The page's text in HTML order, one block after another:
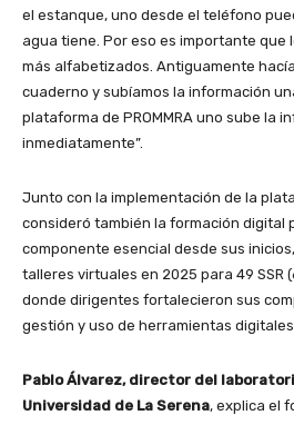
el estanque, uno desde el teléfono
agua tiene. Por eso es importante que
más alfabetizados. Antiguamente
cuaderno y subíamos la información
plataforma de PROMMRA uno sube la
inmediatamente”.
Junto con la implementación de la
consideró también la formación digital
componente esencial desde sus
talleres virtuales en 2025 para 49 SSR
donde dirigentes fortalecieron sus
gestión y uso de herramientas
Pablo Álvarez, director del
Universidad de La Serena, explica el